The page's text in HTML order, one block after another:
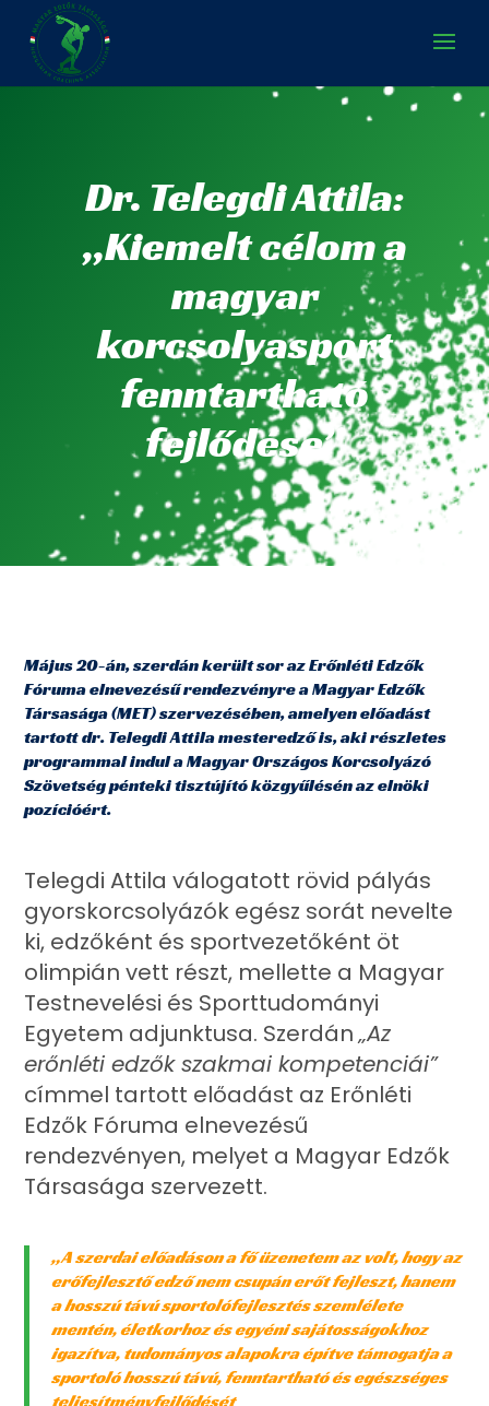
Dr. Telegdi Attila:
„Kiemelt célom a
magyar
korcsolyasport
fenntartható
fejlődése”
Május 20-án, szerdán került sor az Erőnléti Edzők
Fóruma elnevezésű rendezvényre a Magyar Edzők
Társasága (MET) szervezésében, amelyen előadást
tartott dr. Telegdi Attila mesteredző is, aki részletes
programmal indul a Magyar Országos Korcsolyázó
Szövetség pénteki tisztújító közgyűlésén az elnöki
pozícióért.
Telegdi Attila válogatott rövid pályás
gyorskorcsolyázók egész sorát nevelte
ki, edzőként és sportvezetőként öt
olimpián vett részt, mellette a Magyar
Testnevelési és Sporttudományi
Egyetem adjunktusa. Szerdán„Az
erőnléti edzők szakmai kompetenciái”
címmel tartott előadást az Erőnléti
Edzők Fóruma elnevezésű
rendezvényen, melyet a Magyar Edzők
Társasága szervezett.
„A szerdai előadáson a fő üzenetem az volt, hogy az
erőfejlesztő edző nem csupán erőt fejleszt, hanem
a hosszú távú sportolófejlesztés szemlélete
mentén, életkorhoz és egyéni sajátosságokhoz
igazítva, tudományos alapokra építve támogatja a
sportoló hosszú távú, fenntartható és egészséges
teljesítményfejlődését